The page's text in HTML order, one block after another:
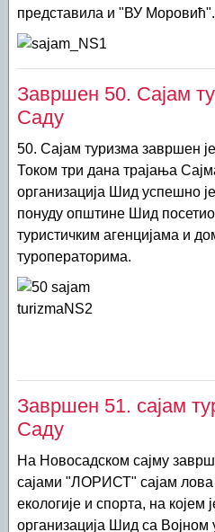
представила и "ВУ Моровић".
Завршен 50. Сајам
Саду
50. Сајам туризма завршен
Током три дана трајања
организација Шид успешно
понуду општине Шид
туристичким агенцијама и
туроператорима.
Завршен 51. сајам
Саду
На Новосадском сајму
сајами "ЛОРИСТ" сајам лова
екологије и спорта, на којем
организација Шид са